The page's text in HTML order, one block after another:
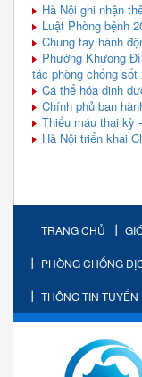
Hà Nội ghi nhận
Luật Phòng bệnh
Chung tay hành
Phường Khương
tác phòng chống sốt
Cá thể hóa dinh
Chính phủ ban
Thiếu máu thai kỳ
Hà Nội triển khai
TRANG CHỦ
PHÒNG CHỐNG
THÔNG TIN TUYỂN